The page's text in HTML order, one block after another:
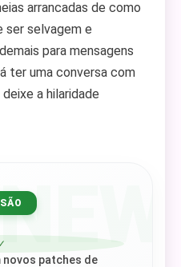
arrancadas de como
ser selvagem e
para mensagens
ter uma conversa com
a hilaridade
NEW
✓
patches de